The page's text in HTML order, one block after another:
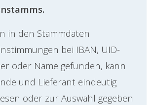
in den Stammdaten
bei IBAN, UID-
oder Name gefunden, kann
und Lieferant eindeutig
oder zur Auswahl gegeben